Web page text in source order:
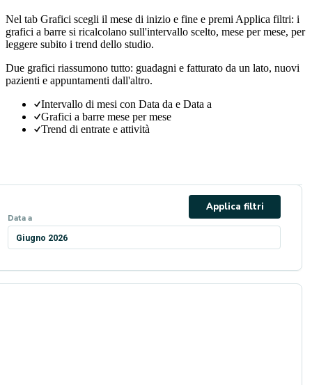
Nel tab Grafici scegli il mese di inizio e fine e premi Applica filtri: i
grafici a barre si ricalcolano sull'intervallo scelto, mese per mese, per
leggere subito i trend dello studio.
Due grafici riassumono tutto: guadagni e fatturato da un lato, nuovi
pazienti e appuntamenti dall'altro.
Intervallo di mesi con Data da e Data a
Grafici a barre mese per mese
Trend di entrate e attività
Data a
Giugno 2026
Applica filtri